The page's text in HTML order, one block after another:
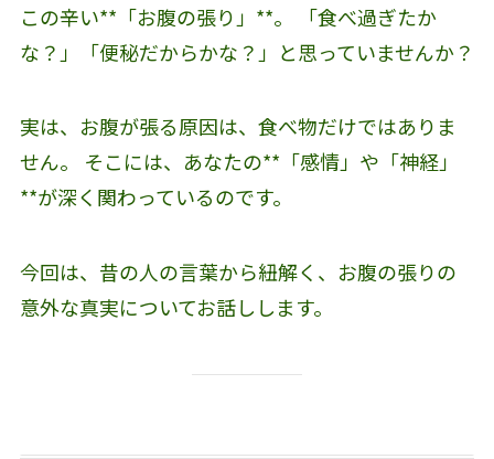
この辛い**「お腹の張り」**。 「食べ過ぎたか
な？」「便秘だからかな？」と思っていませんか？
実は、お腹が張る原因は、食べ物だけではありま
せん。 そこには、あなたの**「感情」や「神経」
**が深く関わっているのです。
今回は、昔の人の言葉から紐解く、お腹の張りの
意外な真実についてお話しします。